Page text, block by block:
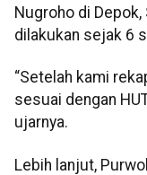
Nugroho di
dilakukan sejak 6
“Setelah kami
sesuai dengan
ujarnya.
Lebih lanjut,